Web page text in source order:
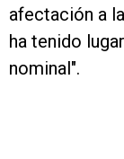
afectación a
ha tenido
nominal".